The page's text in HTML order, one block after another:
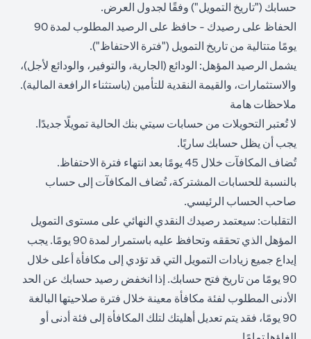
حسابك ("تاريخ التمويل") وفقًا لجدول العرض.
الحفاظ على رصيدك - حافظ على الرصيد المطلوب لمدة 90
يومًا متتالية من تاريخ التمويل ("فترة الاحتفاظ").
يشمل الرصيد المؤهل: الودائع (الجارية، والتوفير، والودائع لأجل)،
والاستثمارات، والقيمة النقدية للتأمين (باستثناء الرافعة المالية).
ملاحظات هامة
لا تُعتبر التحويلات من حسابات سيتي بنك الحالية تمويلًا جديدًا.
يجب أن يظل حسابك ساريًا.
تُضاف المكافآت خلال 45 يومًا بعد انتهاء فترة الاحتفاظ.
بالنسبة للحسابات المشتركة، تُضاف المكافآت إلى حساب
صاحب الحساب الرئيسي.
التقلبات: سيعتمد رصيدك النقدي النهائي على مستوى التمويل
المؤهل الذي تحققه وتحافظ عليه باستمرار لمدة 90 يومًا. يجب
إيداع جميع زيادات التمويل التي قد تؤدي إلى مكافأة أعلى خلال
90 يومًا من تاريخ فتح حسابك. إذا انخفض رصيد حسابك عن الحد
الأدنى المطلوب لفئة مكافأة معينة خلال فترة صلاحيتها البالغة
90 يومًا، فقد يتم تعديل أهليتك لتلك المكافأة إلى فئة أدنى أو